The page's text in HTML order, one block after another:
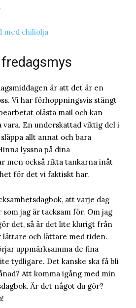
är att det är en
Vi har förhoppningsvis stängt
olästa mail och kan
vara. En underskattad viktig del i
allt annat och bara
lyssna på dina
men också rikta tankarna inåt
för det vi faktiskt har.
att varje dag
som jag är tacksam för. Om jag
det, så är det lite klurigt från
och lättare med tiden.
uppmärksamma de fina
tydligare. Det kanske ska få bli
Att komma igång med min
Är det något du gör?